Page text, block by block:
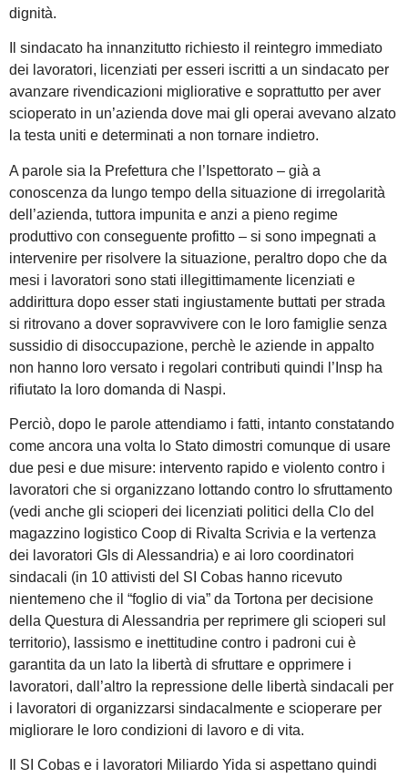
dignità.
Il sindacato ha innanzitutto richiesto il reintegro immediato
dei lavoratori, licenziati per esseri iscritti a un sindacato per
avanzare rivendicazioni migliorative e soprattutto per aver
scioperato in un’azienda dove mai gli operai avevano alzato
la testa uniti e determinati a non tornare indietro.
A parole sia la Prefettura che l’Ispettorato – già a
conoscenza da lungo tempo della situazione di irregolarità
dell’azienda, tuttora impunita e anzi a pieno regime
produttivo con conseguente profitto – si sono impegnati a
intervenire per risolvere la situazione, peraltro dopo che da
mesi i lavoratori sono stati illegittimamente licenziati e
addirittura dopo esser stati ingiustamente buttati per strada
si ritrovano a dover sopravvivere con le loro famiglie senza
sussidio di disoccupazione, perchè le aziende in appalto
non hanno loro versato i regolari contributi quindi l’Insp ha
rifiutato la loro domanda di Naspi.
Perciò, dopo le parole attendiamo i fatti, intanto constatando
come ancora una volta lo Stato dimostri comunque di usare
due pesi e due misure: intervento rapido e violento contro i
lavoratori che si organizzano lottando contro lo sfruttamento
(vedi anche gli scioperi dei licenziati politici della Clo del
magazzino logistico Coop di Rivalta Scrivia e la vertenza
dei lavoratori Gls di Alessandria) e ai loro coordinatori
sindacali (in 10 attivisti del SI Cobas hanno ricevuto
nientemeno che il “foglio di via” da Tortona per decisione
della Questura di Alessandria per reprimere gli scioperi sul
territorio), lassismo e inettitudine contro i padroni cui è
garantita da un lato la libertà di sfruttare e opprimere i
lavoratori, dall’altro la repressione delle libertà sindacali per
i lavoratori di organizzarsi sindacalmente e scioperare per
migliorare le loro condizioni di lavoro e di vita.
Il SI Cobas e i lavoratori Miliardo Yida si aspettano quindi